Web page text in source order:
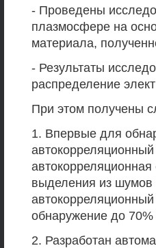
- Проведены
плазмосфере на
материала,
- Результаты
распределение
При этом получены
1. Впервые для
выделения из шумов
обнаружение до
2. Разработан